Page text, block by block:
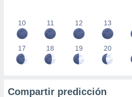
10 11 12 13
17 18 19 20
Compartir predicción